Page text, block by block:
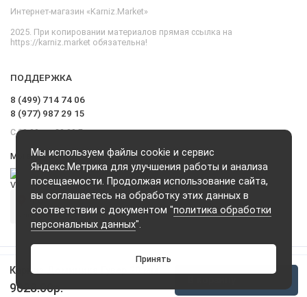
Карниз Доминика Гувер 20 мм
9028.00р.
Мы используем файлы cookie и сервис
Яндекс.Метрика для улучшения работы и анализа
посещаемости. Продолжая использование сайта,
вы соглашаетесь на обработку этих данных в
соответствии с документом "политика обработки
персональных данных".
Принять
Интернет-магазин «Karniz.Market»
2025. При копировании материалов прямая ссылка на
https://karniz.market обязательна!
ПОДДЕРЖКА
8 (499) 714 74 06
8 (977) 987 29 15
С 09.00 до 20.00 Без выходных и перерывов
Мы в сети